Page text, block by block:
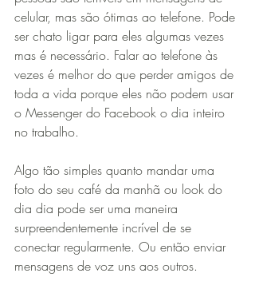
celular, mas são ótimas ao telefone. Pode
ser chato ligar para eles algumas vezes
mas é necessário. Falar ao telefone às
vezes é melhor do que perder amigos de
toda a vida porque eles não podem usar
o Messenger do Facebook o dia inteiro
no trabalho.
Algo tão simples quanto mandar uma
foto do seu café da manhã ou look do
dia dia pode ser uma maneira
surpreendentemente incrível de se
conectar regularmente. Ou então enviar
mensagens de voz uns aos outros.